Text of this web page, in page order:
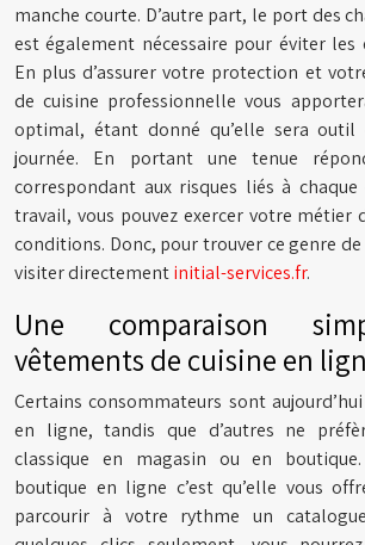
manche courte. D’autre part, le port des
est également nécessaire pour éviter les
En plus d’assurer votre protection et
de cuisine professionnelle vous
optimal, étant donné qu’elle sera
journée. En portant une tenue
correspondant aux risques liés à
travail, vous pouvez exercer votre métier
conditions. Donc, pour trouver ce genre
visiter directementinitial-services.fr.
Une comparaison
vêtements de cuisine en
Certains consommateurs sont
en ligne, tandis que d’autres ne
classique en magasin ou en boutique.
boutique en ligne c’est qu’elle vous
parcourir à votre rythme un